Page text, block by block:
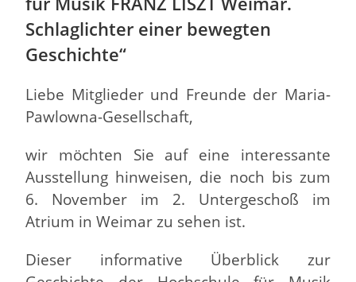
Schlaglichter einer bewegten
Geschichte“
Liebe Mitglieder und Freunde der Maria-
Pawlowna-Gesellschaft,
wir möchten Sie auf eine interessante
Ausstellung hinweisen, die noch bis zum
6. November im 2. Untergeschoß im
Atrium in Weimar zu sehen ist.
Dieser informative Überblick zur